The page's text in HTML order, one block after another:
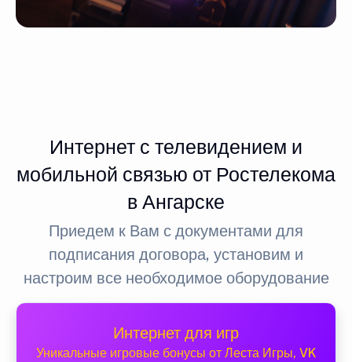
Интернет с телевидением и
мобильной связью от Ростелекома
в Ангарске
Приедем к Вам с документами для
подписания договора, установим и
настроим все необходимое оборудование
Интернет для игр
Уникальные игровые бонусы от Леста Игры, VK